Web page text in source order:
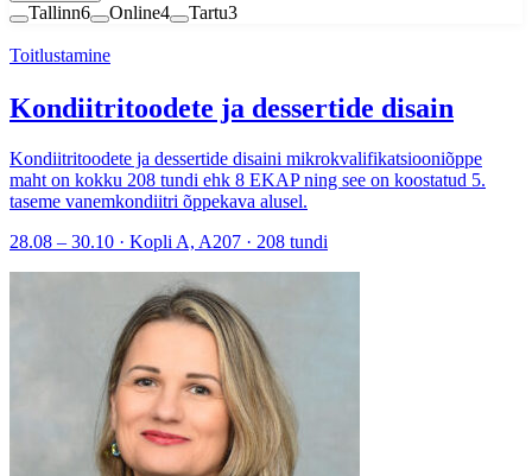
Tallinn6 Online4 Tartu3
Toitlustamine
Kondiitritoodete ja dessertide disain
Kondiitritoodete ja dessertide disaini mikrokvalifikatsiooniõppe
maht on kokku 208 tundi ehk 8 EKAP ning see on koostatud 5.
taseme vanemkondiitri õppekava alusel.
28.08 – 30.10 · Kopli A, A207 · 208 tundi